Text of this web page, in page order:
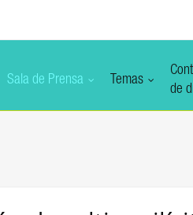
Sala de Prensa Temas
de